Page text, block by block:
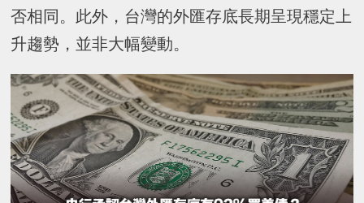
否相同。此外，台灣的外匯存底長期呈現穩定上
升趨勢，並非大幅變動。